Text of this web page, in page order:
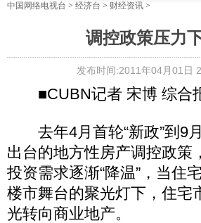
中国网络电视台 > 经济台 > 财经资讯 >
调控政策压力
发布时间:2011年04月01日
■CUBN记者 宋博 综合
去年4月首轮“新政”到9月
出台的地方性房产调控政策
投资需求逐渐“降温”，当住
楼市舞台的聚光灯下，住宅
光转向商业地产。